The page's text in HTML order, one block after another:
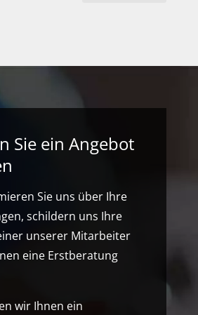
Sie ein Angebot
Sie uns über Ihre
schildern uns Ihre
unserer Mitarbeiter
eine Erstberatung
wir Ihnen ein